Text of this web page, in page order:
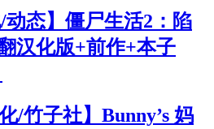
动态】僵尸生活2：陷
汉化版+前作+本子
/竹子社】Bunny’s 妈